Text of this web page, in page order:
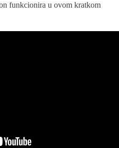
funkcionira u ovom kratkom